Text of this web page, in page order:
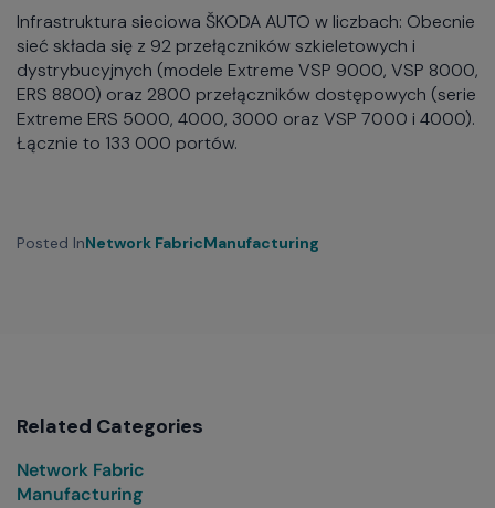
Infrastruktura sieciowa ŠKODA AUTO w liczbach: Obecnie
sieć składa się z 92 przełączników szkieletowych i
dystrybucyjnych (modele Extreme VSP 9000, VSP 8000,
ERS 8800) oraz 2800 przełączników dostępowych (serie
Extreme ERS 5000, 4000, 3000 oraz VSP 7000 i 4000).
Łącznie to 133 000 portów.
Posted InNetwork FabricManufacturing
Related Categories
Network Fabric
Manufacturing